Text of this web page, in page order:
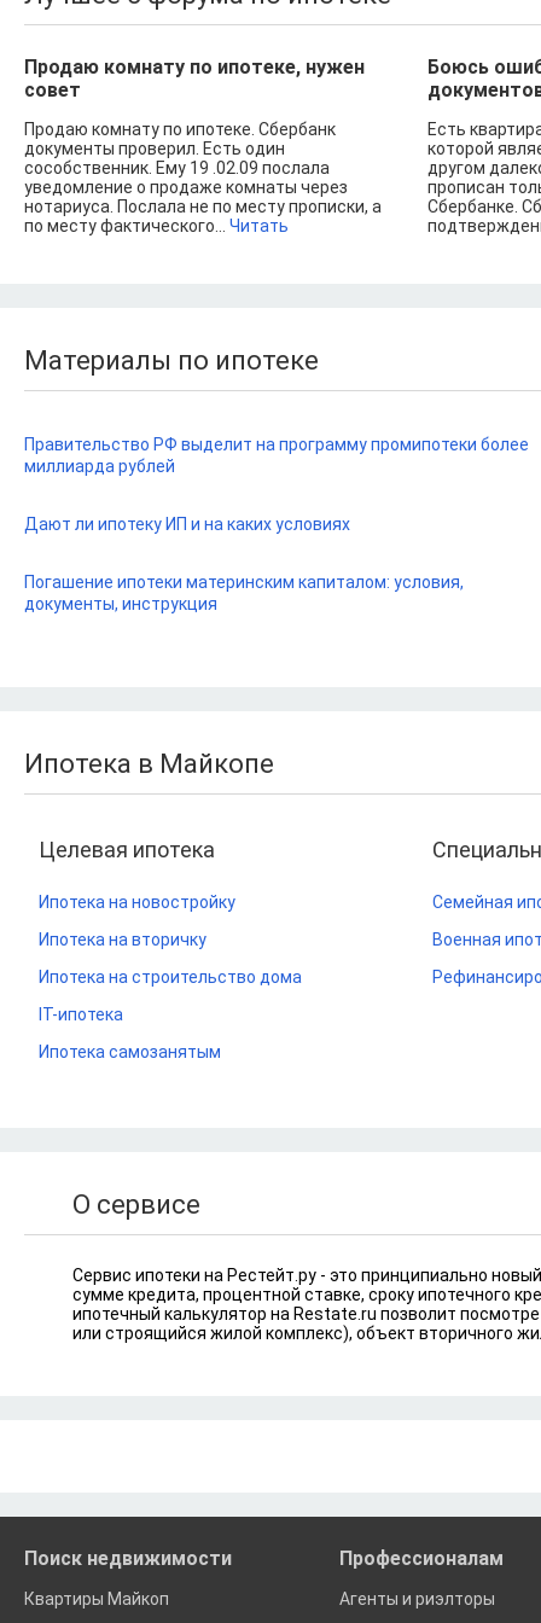
Продаю комнату по ипотеке, нужен
совет
Продаю комнату по ипотеке. Сбербанк
документы проверил. Есть один
сособственник. Ему 19 .02.09 послала
уведомление о продаже комнаты через
нотариуса. Послала не по месту прописки, а
по месту фактического... Читать
Боюсь
Есть
которой
другом
прописан
Сбербанке.
Материалы по ипотеке
Правительство РФ выделит на программу промипотеки более
миллиарда рублей
Дают ли ипотеку ИП и на каких условиях
Погашение ипотеки материнским капиталом: условия,
документы, инструкция
Ипотека в Майкопе
Целевая ипотека
Ипотека на новостройку
Ипотека на вторичку
Ипотека на строительство дома
IT-ипотека
Ипотека самозанятым
Семейная
Военная
О сервисе
Сервис ипотеки на Рестейт.ру - это принципиально
сумме кредита, процентной ставке, сроку ипотечного
ипотечный калькулятор на Restate.ru позволит
или строящийся жилой комплекс), объект вторичного
Поиск недвижимости
Квартиры Майкоп
Профессионалам
Агенты и риэлторы